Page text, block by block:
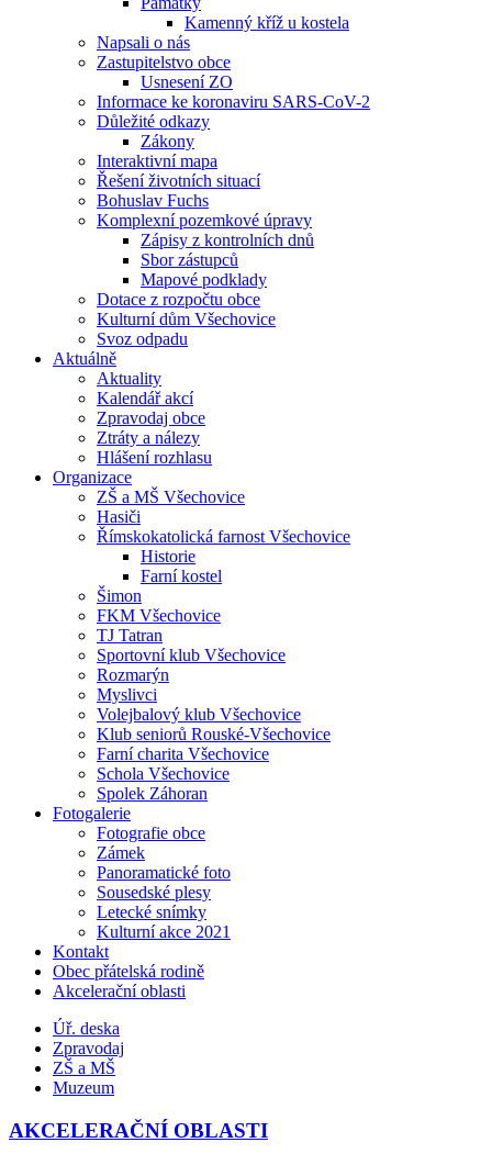
Kamenný kříž u kostela
Napsali o nás
Zastupitelstvo obce
Usnesení ZO
Informace ke koronaviru SARS-CoV-2
Důležité odkazy
Zákony
Interaktivní mapa
Řešení životních situací
Bohuslav Fuchs
Komplexní pozemkové úpravy
Zápisy z kontrolních dnů
Sbor zástupců
Mapové podklady
Dotace z rozpočtu obce
Kulturní dům Všechovice
Svoz odpadu
Aktuálně
Aktuality
Kalendář akcí
Zpravodaj obce
Ztráty a nálezy
Hlášení rozhlasu
Organizace
ZŠ a MŠ Všechovice
Hasiči
Římskokatolická farnost Všechovice
Historie
Farní kostel
Šimon
FKM Všechovice
TJ Tatran
Sportovní klub Všechovice
Rozmarýn
Myslivci
Volejbalový klub Všechovice
Klub seniorů Rouské-Všechovice
Farní charita Všechovice
Schola Všechovice
Spolek Záhoran
Fotogalerie
Fotografie obce
Zámek
Panoramatické foto
Sousedské plesy
Letecké snímky
Kulturní akce 2021
Kontakt
Obec přátelská rodině
Akcelerační oblasti
Úř. deska
Zpravodaj
ZŠ a MŠ
Muzeum
AKCELERAČNÍ OBLASTI